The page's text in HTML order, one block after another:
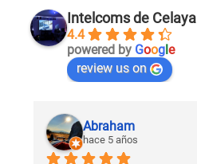
Intelcoms de Celaya
4.4
powered by Google
review us on
Abraham
hace 5 años